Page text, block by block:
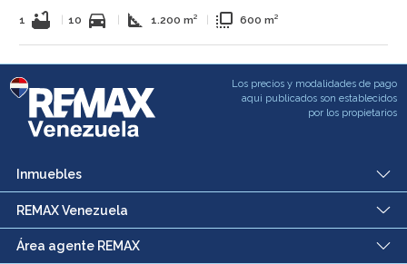
1 bathtub 10 directions_car square_foot 1.200 m² flip_to_front 600 m²
Los precios y modalidades de pago
aqui publicados son establecidos
por los propietarios
Inmuebles
REMAX Venezuela
Área agente REMAX